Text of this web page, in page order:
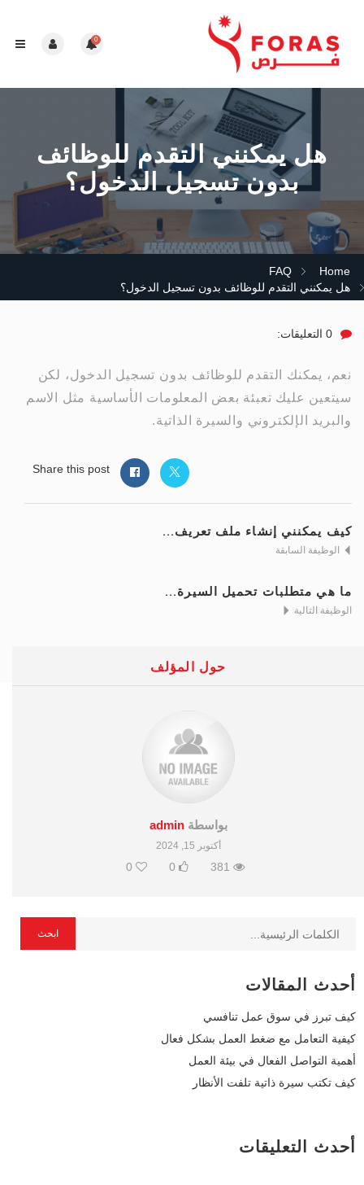
0
هل يمكنني التقدم للوظائف
بدون تسجيل الدخول؟
Home
FAQ
هل يمكنني التقدم للوظائف بدون تسجيل الدخول؟
0 التعليقات:
نعم، يمكنك التقدم للوظائف بدون تسجيل الدخول، لكن
سيتعين عليك تعبئة بعض المعلومات الأساسية مثل الاسم
والبريد الإلكتروني والسيرة الذاتية.
Share this post
كيف يمكنني إنشاء ملف تعريف...
الوظيفة السابقة
ما هي متطلبات تحميل السيرة...
الوظيفة التالية
حول المؤلف
بواسطةadmin
أكتوبر 15, 2024
0
0
أحدث المقالات
كيف تبرز في سوق عمل تنافسي
كيفية التعامل مع ضغط العمل بشكل فعال
أهمية التواصل الفعال في بيئة العمل
كيف تكتب سيرة ذاتية تلفت الأنظار
أحدث التعليقات